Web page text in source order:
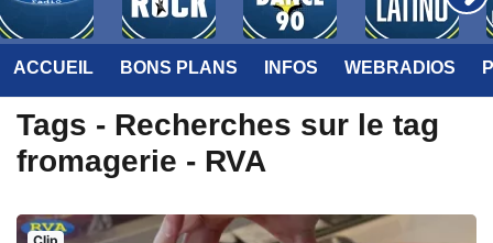
ACCUEIL BONS PLANS INFOS WEBRADIOS
Tags - Recherches sur le tag
fromagerie - RVA